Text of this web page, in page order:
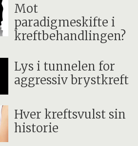
Mot
paradigmeskifte i
kreftbehandlingen?
Lys i tunnelen for
aggressiv brystkreft
Hver kreftsvulst sin
historie